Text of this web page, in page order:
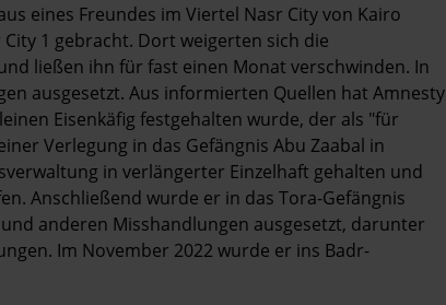
eines Freundes im Viertel Nasr City von Kairo
1 gebracht. Dort weigerten sich die
ließen ihn für fast einen Monat verschwinden. In
ausgesetzt. Aus informierten Quellen hat Amnesty
Eisenkäfig festgehalten wurde, der als "für
Verlegung in das Gefängnis Abu Zaabal in
in verlängerter Einzelhaft gehalten und
Anschließend wurde er in das Tora-Gefängnis
anderen Misshandlungen ausgesetzt, darunter
Im November 2022 wurde er ins Badr-